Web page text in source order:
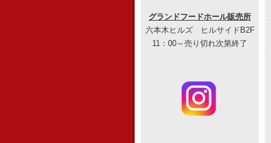
グランドフードホール販売所
六本木ヒルズ ヒルサイドB2F
11：00～売り切れ次第終了